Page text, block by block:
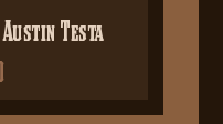
Testa